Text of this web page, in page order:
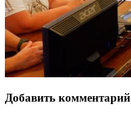
Добавить комментарий